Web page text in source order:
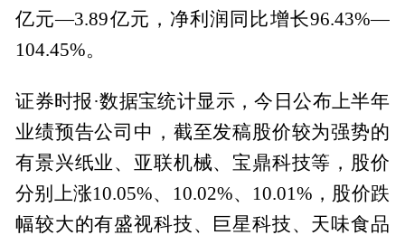
亿元—3.89亿元，净利润同比增长96.43%—
104.45%。
证券时报·数据宝统计显示，今日公布上半年
业绩预告公司中，截至发稿股价较为强势的
有景兴纸业、亚联机械、宝鼎科技等，股价
分别上涨10.05%、10.02%、10.01%，股价跌
幅较大的有盛视科技、巨星科技、天味食品